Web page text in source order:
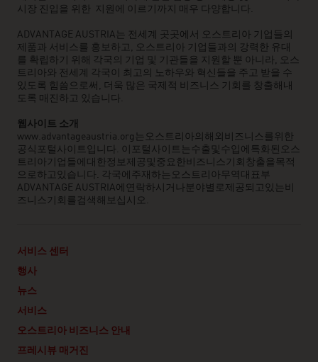
시장 진입을 위한 지원에 이르기까지 매우 다양합니다.
ADVANTAGE AUSTRIA는 전세계 곳곳에서 오스트리아 기업들의
제품과 서비스를 홍보하고, 오스트리아 기업들과의 강력한 유대
를 확립하기 위해 각국의 기업 및 기관들을 지원할 뿐 아니라, 오스
트리아와 전세계 각국이 최고의 노하우와 혁신들을 주고 받을 수
있도록 힘씀으로써, 더욱 많은 국제적 비즈니스 기회를 창출해내
도록 매진하고 있습니다.
웹사이트 소개
www.advantageaustria.org는오스트리아의해외비즈니스를위한
공식포털사이트입니다. 이포털사이트는수출및수입에특화된오스
트리아기업들에대한정보제공및중요한비즈니스기회창출을목적
으로하고있습니다. 각국에주재하는오스트리아무역대표부
ADVANTAGE AUSTRIA에연락하시거나분야별로제공되고있는비
즈니스기회를검색해보십시오.
서비스 센터
행사
뉴스
서비스
오스트리아 비즈니스 안내
프레시뷰 매거진